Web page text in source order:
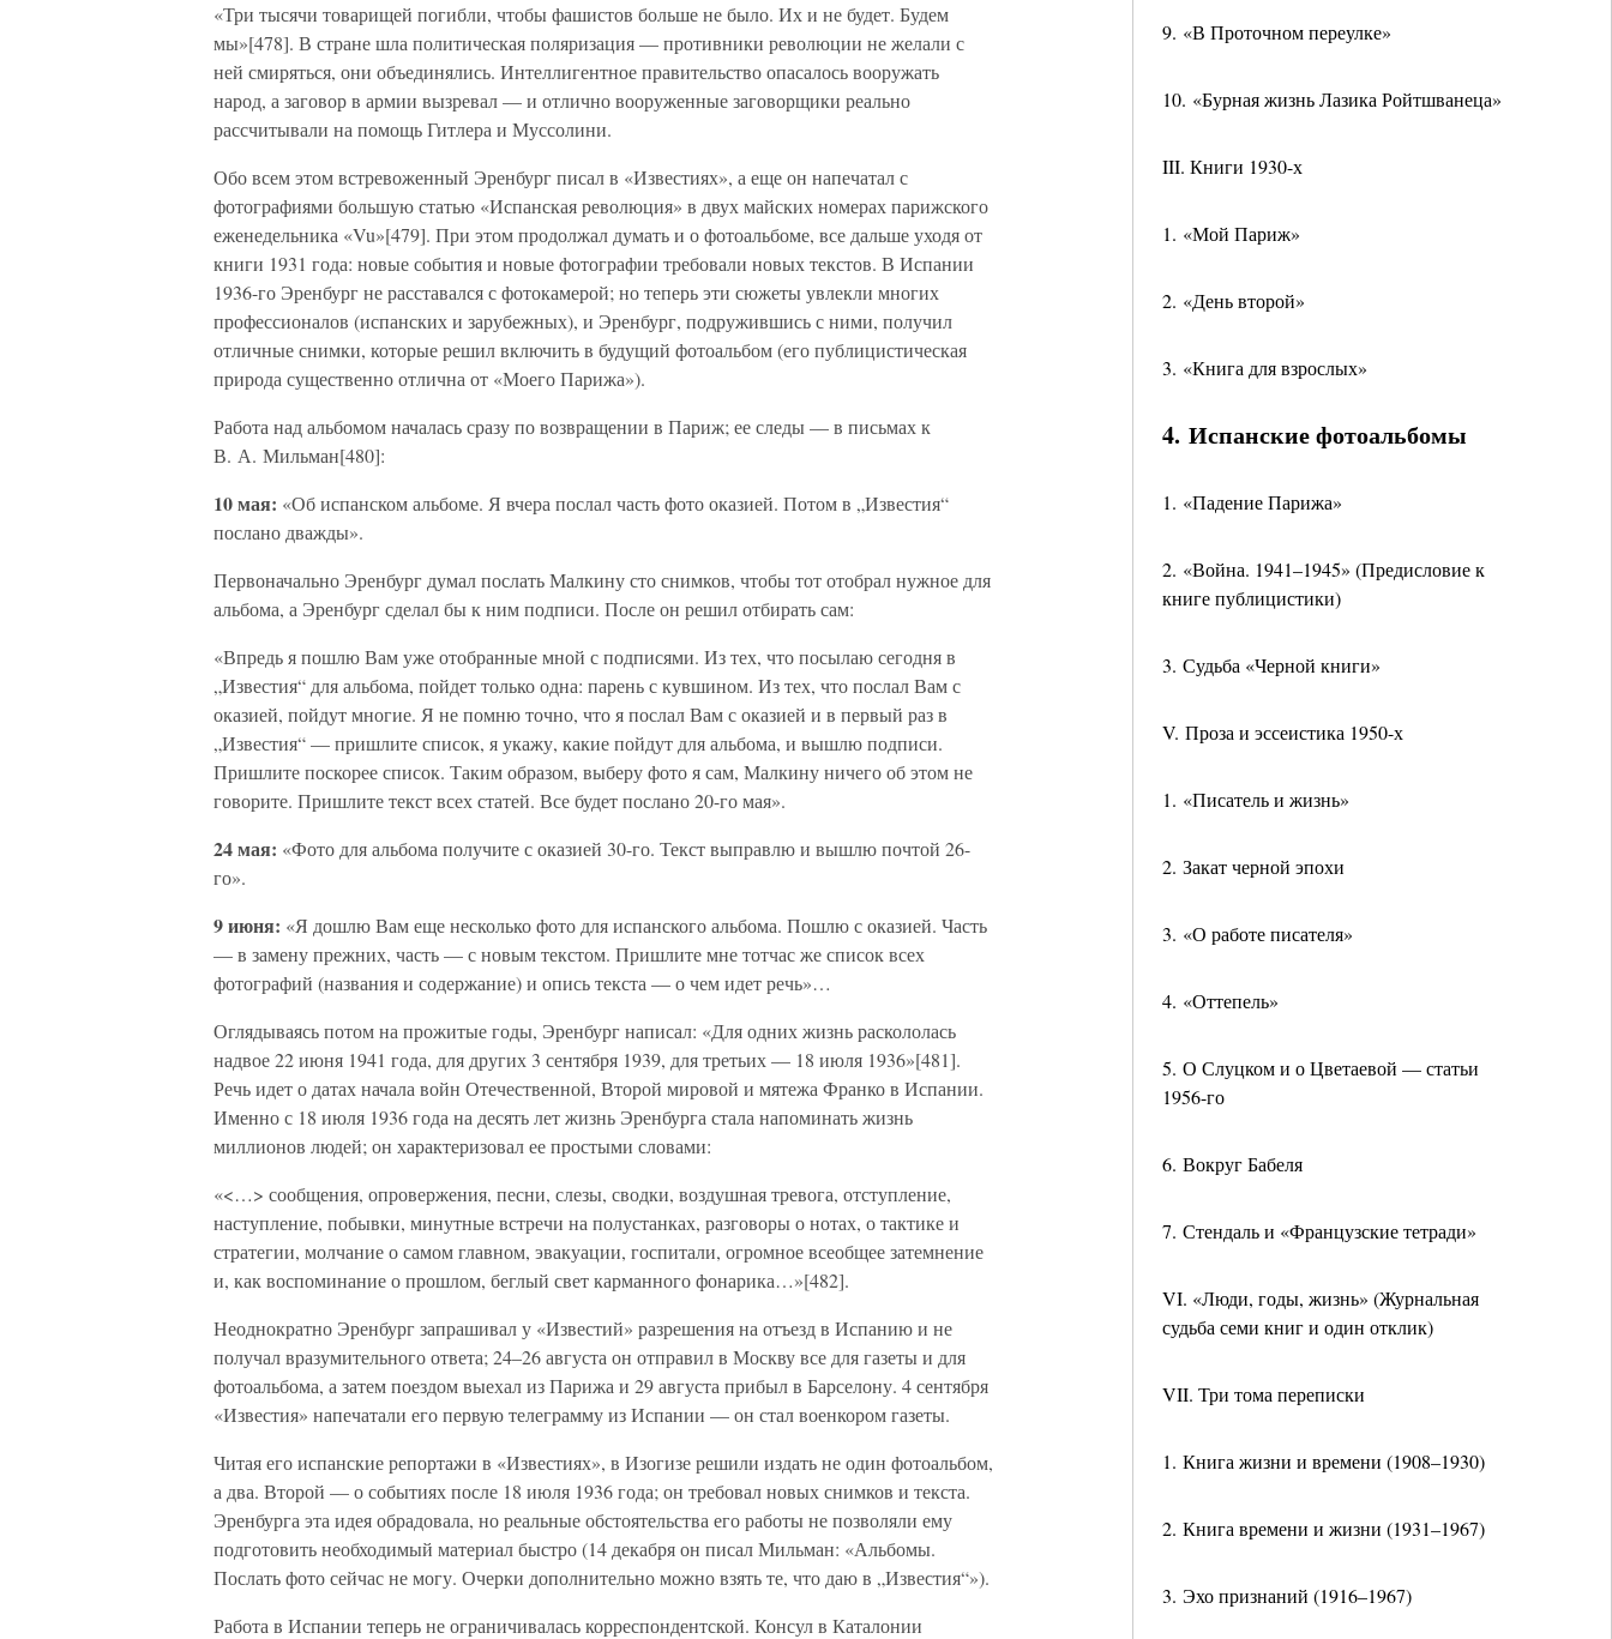
9. «В Проточном переулке»
10. «Бурная жизнь Лазика Ройтшванеца»
III. Книги 1930-х
1. «Мой Париж»
2. «День второй»
3. «Книга для взрослых»
4. Испанские фотоальбомы
1. «Падение Парижа»
2. «Война. 1941–1945» (Предисловие к
книге публицистики)
3. Судьба «Черной книги»
V. Проза и эссеистика 1950-х
1. «Писатель и жизнь»
2. Закат черной эпохи
3. «О работе писателя»
4. «Оттепель»
5. О Слуцком и о Цветаевой — статьи
1956-го
6. Вокруг Бабеля
7. Стендаль и «Французские тетради»
VI. «Люди, годы, жизнь» (Журнальная
судьба семи книг и один отклик)
VII. Три тома переписки
1. Книга жизни и времени (1908–1930)
2. Книга времени и жизни (1931–1967)
3. Эхо признаний (1916–1967)
«Три тысячи товарищей погибли, чтобы фашистов больше не было. Их и не будет. Будем
мы»[478]. В стране шла политическая поляризация — противники революции не желали с
ней смиряться, они объединялись. Интеллигентное правительство опасалось вооружать
народ, а заговор в армии вызревал — и отлично вооруженные заговорщики реально
рассчитывали на помощь Гитлера и Муссолини.
Обо всем этом встревоженный Эренбург писал в «Известиях», а еще он напечатал с
фотографиями большую статью «Испанская революция» в двух майских номерах парижского
еженедельника «Vu»[479]. При этом продолжал думать и о фотоальбоме, все дальше уходя от
книги 1931 года: новые события и новые фотографии требовали новых текстов. В Испании
1936-го Эренбург не расставался с фотокамерой; но теперь эти сюжеты увлекли многих
профессионалов (испанских и зарубежных), и Эренбург, подружившись с ними, получил
отличные снимки, которые решил включить в будущий фотоальбом (его публицистическая
природа существенно отлична от «Моего Парижа»).
Работа над альбомом началась сразу по возвращении в Париж; ее следы — в письмах к
В. А. Мильман[480]:
10 мая: «Об испанском альбоме. Я вчера послал часть фото оказией. Потом в „Известия“
послано дважды».
Первоначально Эренбург думал послать Малкину сто снимков, чтобы тот отобрал нужное для
альбома, а Эренбург сделал бы к ним подписи. После он решил отбирать сам:
«Впредь я пошлю Вам уже отобранные мной с подписями. Из тех, что посылаю сегодня в
„Известия“ для альбома, пойдет только одна: парень с кувшином. Из тех, что послал Вам с
оказией, пойдут многие. Я не помню точно, что я послал Вам с оказией и в первый раз в
„Известия“ — пришлите список, я укажу, какие пойдут для альбома, и вышлю подписи.
Пришлите поскорее список. Таким образом, выберу фото я сам, Малкину ничего об этом не
говорите. Пришлите текст всех статей. Все будет послано 20-го мая».
24 мая: «Фото для альбома получите с оказией 30-го. Текст выправлю и вышлю почтой 26-
го».
9 июня: «Я дошлю Вам еще несколько фото для испанского альбома. Пошлю с оказией. Часть
— в замену прежних, часть — с новым текстом. Пришлите мне тотчас же список всех
фотографий (названия и содержание) и опись текста — о чем идет речь»…
Оглядываясь потом на прожитые годы, Эренбург написал: «Для одних жизнь раскололась
надвое 22 июня 1941 года, для других 3 сентября 1939, для третьих — 18 июля 1936»[481].
Речь идет о датах начала войн Отечественной, Второй мировой и мятежа Франко в Испании.
Именно с 18 июля 1936 года на десять лет жизнь Эренбурга стала напоминать жизнь
миллионов людей; он характеризовал ее простыми словами:
«<…> сообщения, опровержения, песни, слезы, сводки, воздушная тревога, отступление,
наступление, побывки, минутные встречи на полустанках, разговоры о нотах, о тактике и
стратегии, молчание о самом главном, эвакуации, госпитали, огромное всеобщее затемнение
и, как воспоминание о прошлом, беглый свет карманного фонарика…»[482].
Неоднократно Эренбург запрашивал у «Известий» разрешения на отъезд в Испанию и не
получал вразумительного ответа; 24–26 августа он отправил в Москву все для газеты и для
фотоальбома, а затем поездом выехал из Парижа и 29 августа прибыл в Барселону. 4 сентября
«Известия» напечатали его первую телеграмму из Испании — он стал военкором газеты.
Читая его испанские репортажи в «Известиях», в Изогизе решили издать не один фотоальбом,
а два. Второй — о событиях после 18 июля 1936 года; он требовал новых снимков и текста.
Эренбурга эта идея обрадовала, но реальные обстоятельства его работы не позволяли ему
подготовить необходимый материал быстро (14 декабря он писал Мильман: «Альбомы.
Послать фото сейчас не могу. Очерки дополнительно можно взять те, что даю в „Известия“»).
Работа в Испании теперь не ограничивалась корреспондентской. Консул в Каталонии